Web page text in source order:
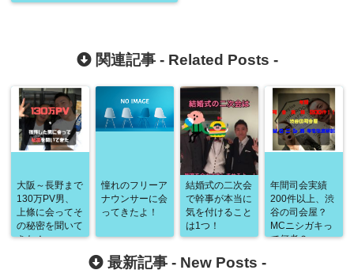
関連記事 - Related Posts -
大阪～長野まで
130万PV男、
上條に会ってそ
の秘密を聞いて
きた！
憧れのフリーア
ナウンサーに会
ってきたよ！
結婚式の二次会
で幹事が本当に
気を付けること
は1つ！
年間司会実績
200件以上、渋
谷の司会屋？
MCニシガキっ
て何者？
最新記事 - New Posts -